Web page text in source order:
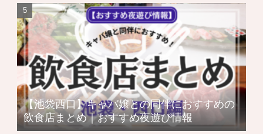
【池袋西口】キャバ嬢との同伴におすすめの
飲食店まとめ｜おすすめ夜遊び情報